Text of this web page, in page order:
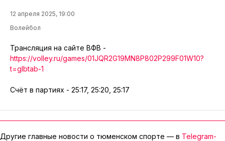
12 апреля 2025, 19:00
Волейбол
Трансляция на сайте ВФВ -
https://volley.ru/games/01JQR2G19MN8P802P299F01W10?
t=glbtab-1
Счёт в партиях - 25:17, 25:20, 25:17
Другие главные новости о тюменском спорте — в Telegram-